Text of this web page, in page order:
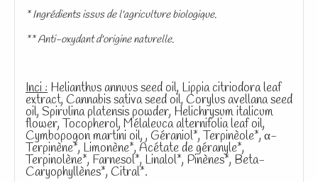
* Ingrédients issus de l'agriculture biologique.
** Anti-oxydant d'origine naturelle.
Inci : Helianthus annuus seed oil, Lippia citriodora leaf
extract, Cannabis sativa seed oil, Corylus avellana seed
oil, Spirulina platensis powder, Helichrysum italicum
flower, Tocopherol, Mélaleuca alternifolia leaf oil,
Cymbopogon martini oil, , Géraniol*, Terpinèole*, α-
Terpinène*, Limonène*, Acétate de géranyle*,
Terpinolène*, Farnesol*, Linalol*, Pinènes*, Beta-
Caryophyllènes*, Citral*.